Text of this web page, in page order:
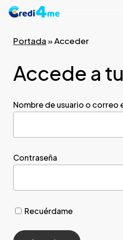
Skip
mainPortada»Acceder
Accede a
Nombre de usuario o
Contraseña
Recuérdame